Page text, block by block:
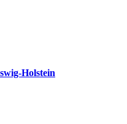
Holstein